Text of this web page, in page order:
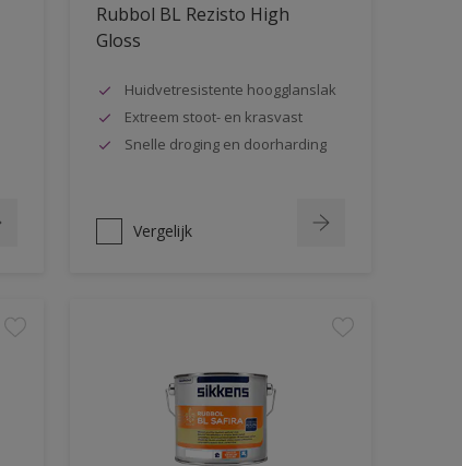
Rubbol BL Rezisto High
Gloss
Huidvetresistente hoogglanslak
Extreem stoot- en krasvast
Snelle droging en doorharding
Vergelijk